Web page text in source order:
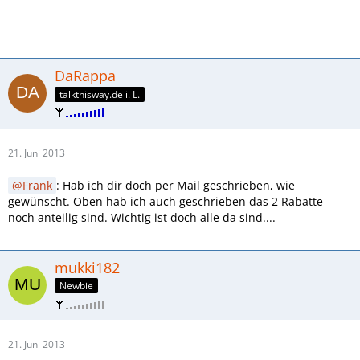
DaRappa
talkthisway.de i. L.
21. Juni 2013
Frank : Hab ich dir doch per Mail geschrieben, wie
gewünscht. Oben hab ich auch geschrieben das 2 Rabatte
noch anteilig sind. Wichtig ist doch alle da sind....
mukki182
Newbie
21. Juni 2013